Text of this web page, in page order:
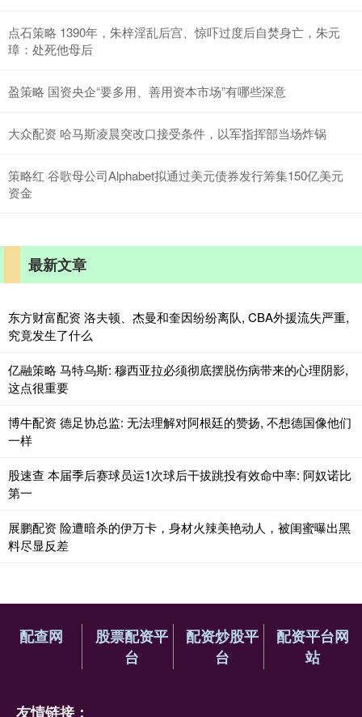
点石策略 1390年，朱梓淫乱后宫、惊吓过度后自焚身亡，朱元
璋：处死他母后
盈策略 国资央企“要多用、善用资本市场”有哪些深意
大众配资 哈马斯凌晨突改口接受条件，以军指挥部当场炸锅
策略红 谷歌母公司Alphabet拟通过美元债券发行筹集150亿美元
资金
最新文章
东方财富配资 洛夫顿、杰曼和奎因纷纷离队, CBA外援流失严重,
究竟发生了什么
亿融策略 马特乌斯: 穆西亚拉必须彻底摆脱伤病带来的心理阴影,
这点很重要
博牛配资 德足协总监: 无法理解对阿根廷的赞扬, 不想德国像他们
一样
股速查 本届季后赛球员运1次球后干拔跳投有效命中率: 阿奴诺比
第一
展鹏配资 险遭暗杀的伊万卡，身材火辣美艳动人，被闺蜜曝出黑
料尽显反差
配查网
股票配资平
台
配资炒股平
台
配资平台网
站
友情链接：